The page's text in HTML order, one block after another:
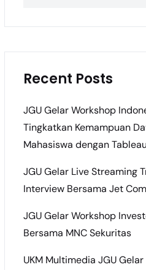
Recent Posts
JGU Gelar Workshop
Tingkatkan Kemampuan
Mahasiswa dengan Tableau
JGU Gelar Live Streaming
Interview Bersama Jet
JGU Gelar Workshop
Bersama MNC Sekuritas
UKM Multimedia JGU